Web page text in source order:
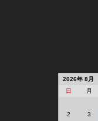
2026年 8月
日
月
2
3